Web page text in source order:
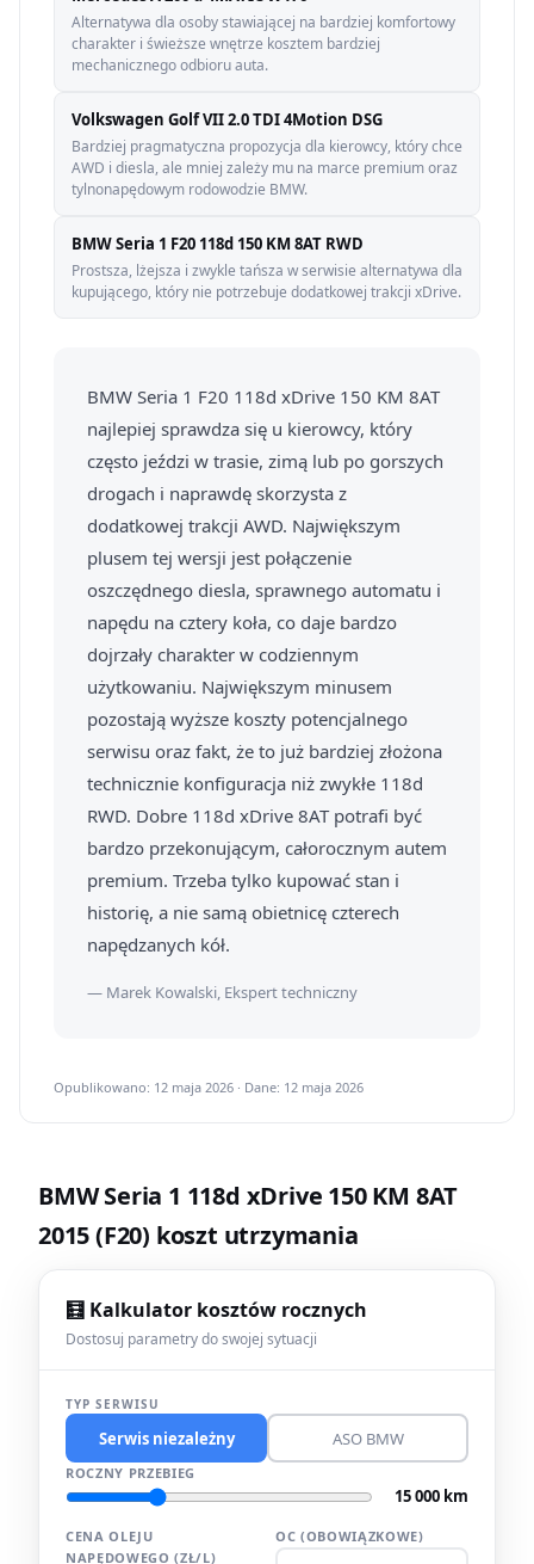
Alternatywa dla osoby stawiającej na bardziej komfortowy
charakter i świeższe wnętrze kosztem bardziej
mechanicznego odbioru auta.
Volkswagen Golf VII 2.0 TDI 4Motion DSG
Bardziej pragmatyczna propozycja dla kierowcy, który chce
AWD i diesla, ale mniej zależy mu na marce premium oraz
tylnonapędowym rodowodzie BMW.
BMW Seria 1 F20 118d 150 KM 8AT RWD
Prostsza, lżejsza i zwykle tańsza w serwisie alternatywa dla
kupującego, który nie potrzebuje dodatkowej trakcji xDrive.
BMW Seria 1 F20 118d xDrive 150 KM 8AT
najlepiej sprawdza się u kierowcy, który
często jeździ w trasie, zimą lub po gorszych
drogach i naprawdę skorzysta z
dodatkowej trakcji AWD. Największym
plusem tej wersji jest połączenie
oszczędnego diesla, sprawnego automatu i
napędu na cztery koła, co daje bardzo
dojrzały charakter w codziennym
użytkowaniu. Największym minusem
pozostają wyższe koszty potencjalnego
serwisu oraz fakt, że to już bardziej złożona
technicznie konfiguracja niż zwykłe 118d
RWD. Dobre 118d xDrive 8AT potrafi być
bardzo przekonującym, całorocznym autem
premium. Trzeba tylko kupować stan i
historię, a nie samą obietnicę czterech
napędzanych kół.
— Marek Kowalski, Ekspert techniczny
Opublikowano: 12 maja 2026 · Dane: 12 maja 2026
BMW Seria 1 118d xDrive 150 KM 8AT
2015 (F20) koszt utrzymania
🧮 Kalkulator kosztów rocznych
Dostosuj parametry do swojej sytuacji
TYP SERWISU
Serwis niezależny ASO BMW
ROCZNY PRZEBIEG
15 000 km
CENA OLEJU
NAPĘDOWEGO (ZŁ/L)
OC (OBOWIĄZKOWE)